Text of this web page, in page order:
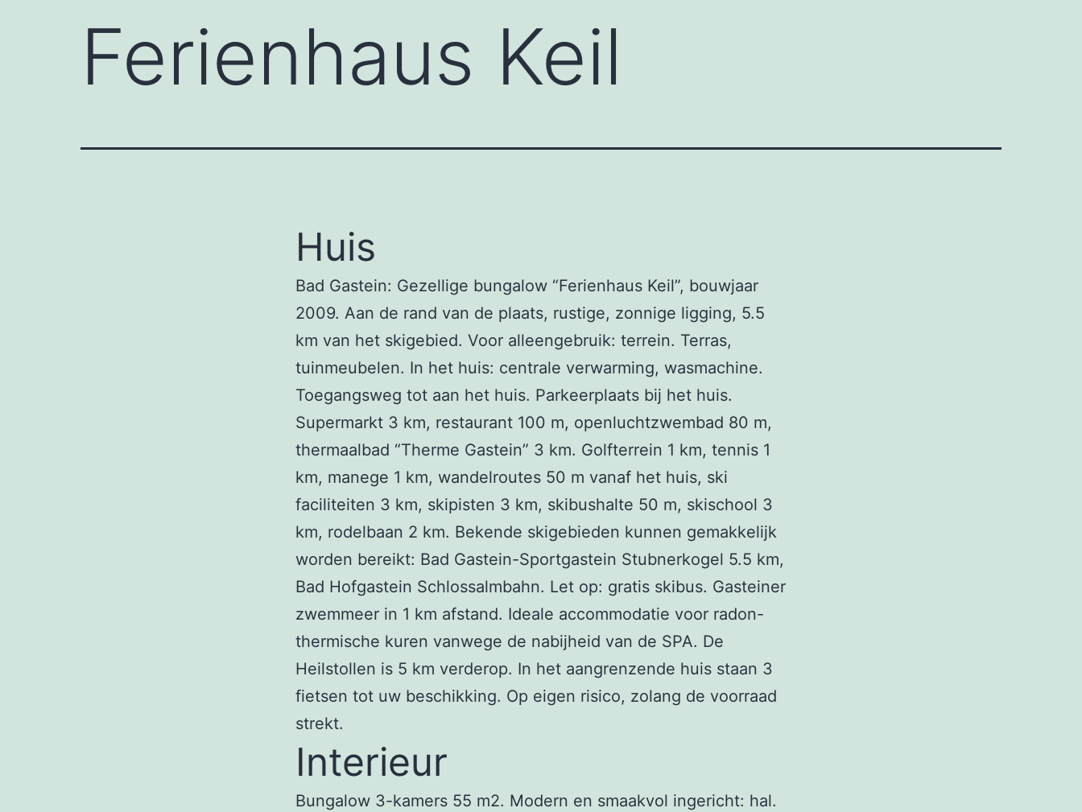
Ferienhaus Keil
Huis
Bad Gastein: Gezellige bungalow “Ferienhaus Keil”, bouwjaar
2009. Aan de rand van de plaats, rustige, zonnige ligging, 5.5
km van het skigebied. Voor alleengebruik: terrein. Terras,
tuinmeubelen. In het huis: centrale verwarming, wasmachine.
Toegangsweg tot aan het huis. Parkeerplaats bij het huis.
Supermarkt 3 km, restaurant 100 m, openluchtzwembad 80 m,
thermaalbad “Therme Gastein” 3 km. Golfterrein 1 km, tennis 1
km, manege 1 km, wandelroutes 50 m vanaf het huis, ski
faciliteiten 3 km, skipisten 3 km, skibushalte 50 m, skischool 3
km, rodelbaan 2 km. Bekende skigebieden kunnen gemakkelijk
worden bereikt: Bad Gastein-Sportgastein Stubnerkogel 5.5 km,
Bad Hofgastein Schlossalmbahn. Let op: gratis skibus. Gasteiner
zwemmeer in 1 km afstand. Ideale accommodatie voor radon-
thermische kuren vanwege de nabijheid van de SPA. De
Heilstollen is 5 km verderop. In het aangrenzende huis staan 3
fietsen tot uw beschikking. Op eigen risico, zolang de voorraad
strekt.
Interieur
Bungalow 3-kamers 55 m2. Modern en smaakvol ingericht: hal.